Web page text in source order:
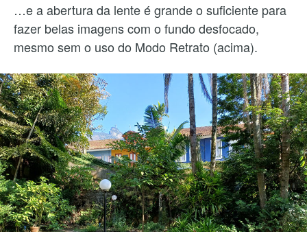
…e a abertura da lente é grande o suficiente para
fazer belas imagens com o fundo desfocado,
mesmo sem o uso do Modo Retrato (acima).